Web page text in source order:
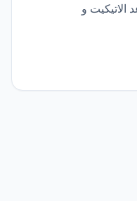
الاتيكيت و